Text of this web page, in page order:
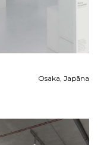
Osaka, Japāna